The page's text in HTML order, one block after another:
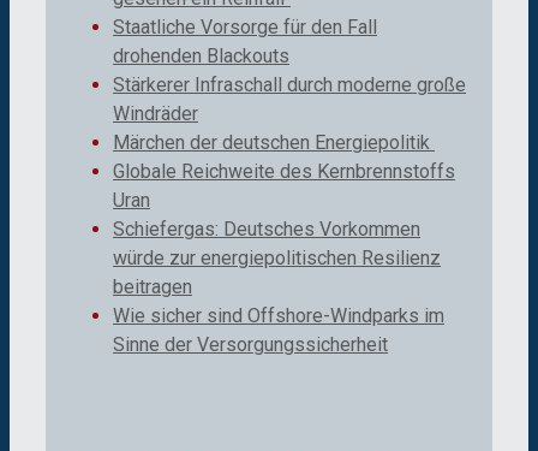
Staatliche Vorsorge für den Fall
drohenden Blackouts
Stärkerer Infraschall durch moderne große
Windräder
Märchen der deutschen Energiepolitik
Globale Reichweite des Kernbrennstoffs
Uran
Schiefergas: Deutsches Vorkommen
würde zur energiepolitischen Resilienz
beitragen
Wie sicher sind Offshore-Windparks im
Sinne der Versorgungssicherheit